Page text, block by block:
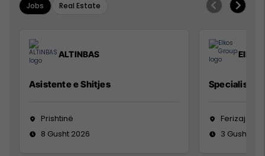
Jobs Real Estate
ALTINBAS
Asistente e Shitjes
Prishtinë
8 Gusht 2026
Elkos
Specialist
Ferizaj
3 Gusht